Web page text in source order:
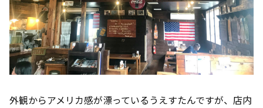
外観からアメリカ感が漂っているうえすたんですが、店内